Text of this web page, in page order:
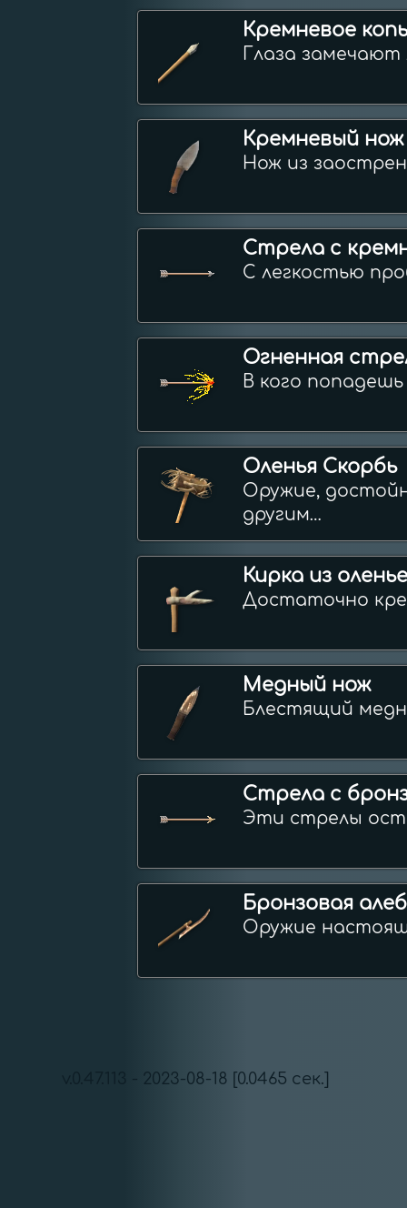
Кремневое
Глаза
Кремневый нож
Нож из
Стрела с
С легкостью
Огненная
В кого
Оленья Скорбь
Оружие,
другим…
▪️Лучшее оружие
и стены!
Кирка из
Достаточно
Медный нож
Блестящий
Стрела с
Эти стрелы
Бронзовая
Оружие
v.0.47.113 - 2023-08-18 [0.0465 сек.]